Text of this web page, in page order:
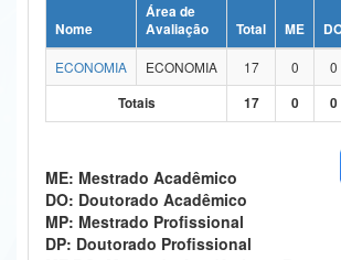
Ministério da Ciência, Tecnologia, Inovações e
Ministério do Meio Ambiente
Controladoria-Geral da União
Ministério da Mulher, da Família e dos Direitos Humanos
Nome
Área de
Avaliação
Total ME
ECONOMIA
ECONOMIA 17 0 0
Totais
17 0 0
ME: Mestrado Acadêmico
DO: Doutorado Acadêmico
MP: Mestrado Profissional
DP: Doutorado Profissional